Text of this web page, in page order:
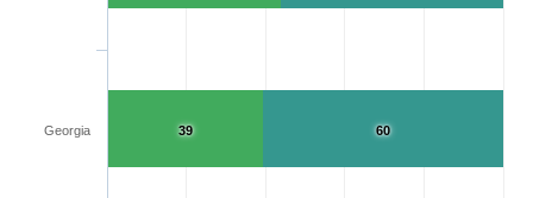
60
39
Georgia